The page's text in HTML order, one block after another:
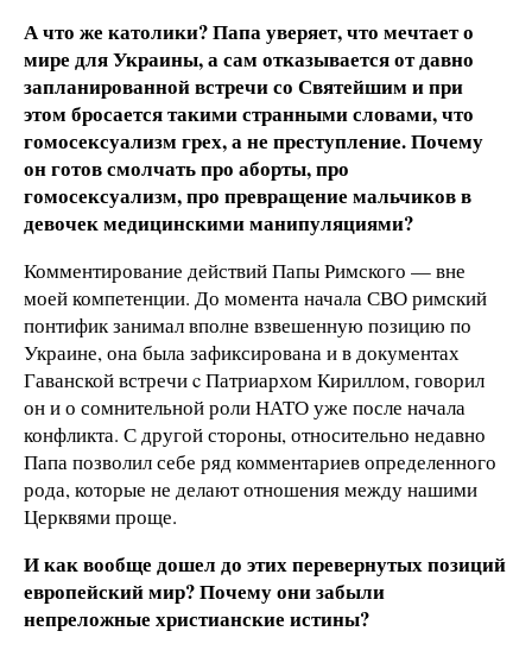
А что же католики? Папа уверяет, что мечтает о
мире для Украины, а сам отказывается от давно
запланированной встречи со Святейшим и при
этом бросается такими странными словами, что
гомосексуализм грех, а не преступление. Почему
он готов смолчать про аборты, про
гомосексуализм, про превращение мальчиков в
девочек медицинскими манипуляциями?
Комментирование действий Папы Римского — вне
моей компетенции. До момента начала СВО римский
понтифик занимал вполне взвешенную позицию по
Украине, она была зафиксирована и в документах
Гаванской встречи c Патриархом Кириллом, говорил
он и о сомнительной роли НАТО уже после начала
конфликта. С другой стороны, относительно недавно
Папа позволил себе ряд комментариев определенного
рода, которые не делают отношения между нашими
Церквями проще.
И как вообще дошел до этих перевернутых позиций
европейский мир? Почему они забыли
непреложные христианские истины?